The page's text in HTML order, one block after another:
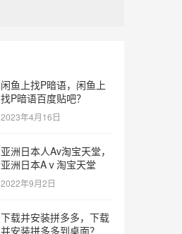
闲鱼上找P暗语，闲鱼上
找P暗语百度贴吧？
2023年4月16日
亚洲日本人Av淘宝天堂，
亚洲日本Aⅴ淘宝天堂
2022年9月2日
下载并安装拼多多，下载
并安装拼多多到桌面？